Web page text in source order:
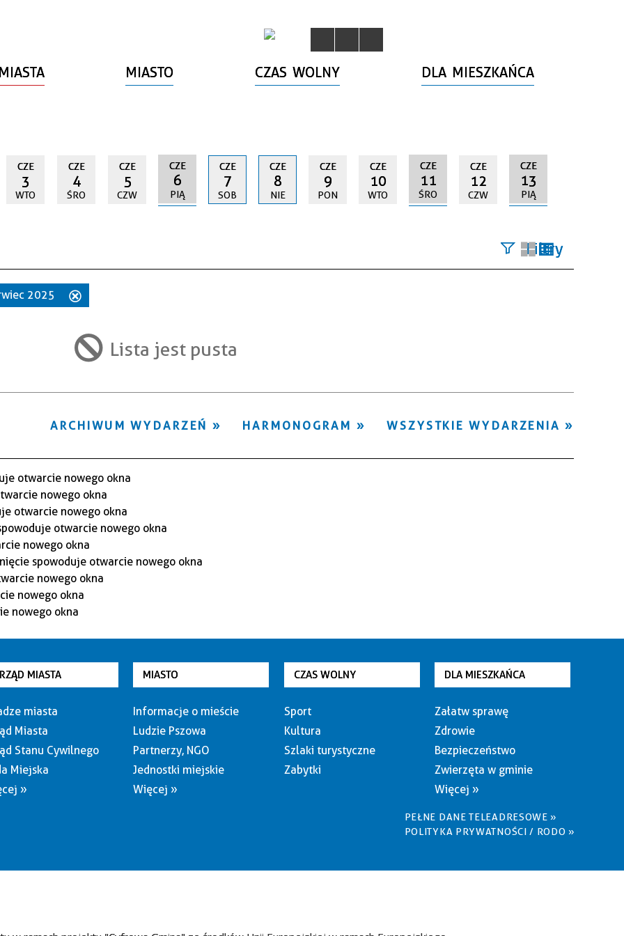
MIASTO CZAS WOLNY DLA MIESZKAŃCA
CZE
3
WTO
CZE
4
ŚRO
CZE
5
CZW
CZE
6
PIĄ
CZE
7
SOB
CZE
8
NIE
CZE
9
PON
CZE
10
WTO
CZE
11
ŚRO
CZE
12
CZW
CZE
13
PIĄ
Filtry
Miejsce
2025
filtr
Lista jest pusta
WSZYSTKIE WYDARZENIA
HARMONOGRAM
ARCHIWUM WYDARZEŃ
MIASTA
miasta
Miasta
Stanu Cywilnego
Miejska
»
MIASTO
Informacje o mieście
Ludzie Pszowa
Partnerzy, NGO
Jednostki miejskie
Więcej »
CZAS WOLNY
Sport
Kultura
Szlaki turystyczne
Zabytki
DLA MIESZKAŃCA
Załatw sprawę
Zdrowie
Bezpieczeństwo
Zwierzęta w gminie
Więcej »
PEŁNE DANE TELEADRESOWE »
POLITYKA PRYWATNOŚCI / RODO »